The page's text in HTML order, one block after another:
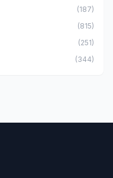
(187)
(815)
(251)
(344)